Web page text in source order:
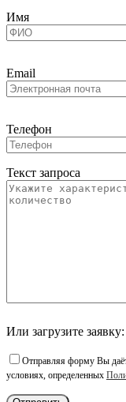
Имя
Email
Телефон
Текст запроса
Или загрузите заявку:
Отправляя форму Вы
условиях, определенных